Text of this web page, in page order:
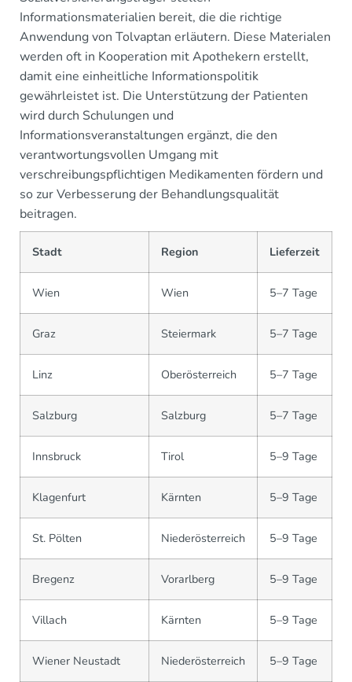
Informationsmaterialien bereit, die die richtige
Anwendung von Tolvaptan erläutern. Diese Materialen
werden oft in Kooperation mit Apothekern erstellt,
damit eine einheitliche Informationspolitik
gewährleistet ist. Die Unterstützung der Patienten
wird durch Schulungen und
Informationsveranstaltungen ergänzt, die den
verantwortungsvollen Umgang mit
verschreibungspflichtigen Medikamenten fördern und
so zur Verbesserung der Behandlungsqualität
beitragen.
Stadt Region Lieferzeit
Wien Wien 5–7 Tage
Graz Steiermark 5–7 Tage
Linz Oberösterreich 5–7 Tage
Salzburg Salzburg 5–7 Tage
Innsbruck Tirol 5–9 Tage
Klagenfurt Kärnten 5–9 Tage
St. Pölten Niederösterreich 5–9 Tage
Bregenz Vorarlberg 5–9 Tage
Villach Kärnten 5–9 Tage
Wiener Neustadt Niederösterreich 5–9 Tage